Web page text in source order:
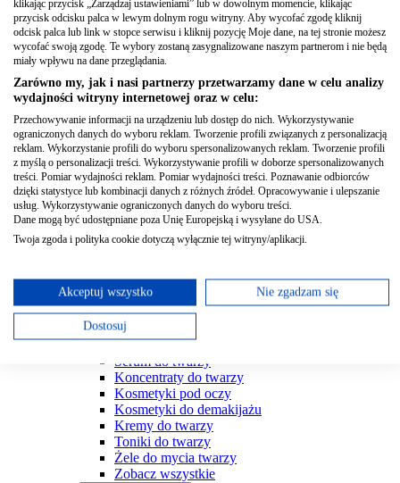
Bielizna dla mam i ciężarnych
Majtki poporodowe
Pasy ciążowe i poporodowe
Wkłady poporodowe
Zobacz wszystkie
Zioła i suplementy na płodność
Pierwsza wyprawka
Zobacz wszystkie
Kosmetyki
Kosmetyki do twarzy
Wody termalne
Plastry oczyszczające skórę
Olejki do twarzy
Mgiełki do twarzy
Maseczki do twarzy
Peelingi do twarzy
Serum do twarzy
Koncentraty do twarzy
Kosmetyki pod oczy
Kosmetyki do demakijażu
Kremy do twarzy
Toniki do twarzy
Żele do mycia twarzy
Zobacz wszystkie
klikając przycisk „Zarządzaj ustawieniami” lub w dowolnym momencie, klikając
przycisk odcisku palca w lewym dolnym rogu witryny. Aby wycofać zgodę kliknij
odcisk palca lub link w stopce serwisu i kliknij pozycję Moje dane, na tej stronie możesz
wycofać swoją zgodę. Te wybory zostaną zasygnalizowane naszym partnerom i nie będą
miały wpływu na dane przeglądania.
Zarówno my, jak i nasi partnerzy przetwarzamy dane w celu analizy
wydajności witryny internetowej oraz w celu:
Przechowywanie informacji na urządzeniu lub dostęp do nich. Wykorzystywanie
ograniczonych danych do wyboru reklam. Tworzenie profili związanych z personalizacją
reklam. Wykorzystanie profili do wyboru spersonalizowanych reklam. Tworzenie profili
z myślą o personalizacji treści. Wykorzystywanie profili w doborze spersonalizowanych
treści. Pomiar wydajności reklam. Pomiar wydajności treści. Poznawanie odbiorców
dzięki statystyce lub kombinacji danych z różnych źródeł. Opracowywanie i ulepszanie
usług. Wykorzystywanie ograniczonych danych do wyboru treści.
Dane mogą być udostępniane poza Unię Europejską i wysyłane do USA.
Twoja zgoda i polityka cookie dotyczą wyłącznie tej witryny/aplikacji.
Używamy Twoich danych w następujących celach:
Cele przetwarzania IAB:
Przechowywanie informacji na urządzeniu lub
Wykorzystywanie ograniczonych danych do wyboru
Tworzenie profili w celu spersonalizowanych reklam
Wykorzystanie profili do wyboru
Akceptuj wszystko Nie zgadzam się
Dostosuj